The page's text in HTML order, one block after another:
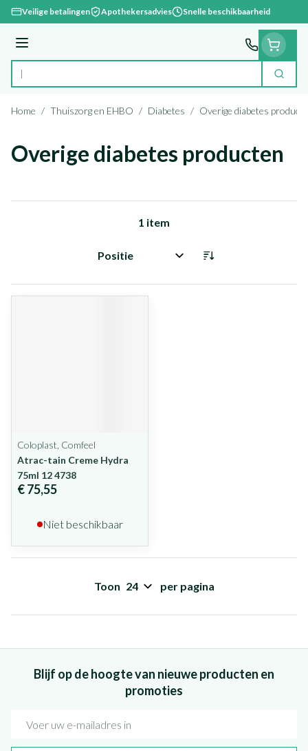
Ga naar de inhoud
Veilige betalingen Apothekersadvies Snelle beschikbaarheid
Menu
Product, merk, categorie... Zoek
Home / Thuiszorg en EHBO / Diabetes / Overige diabetes
Overige diabetes producten
1 item
Sorteer op:
Coloplast, Comfeel
Atrac-tain Creme Hydra
75ml 12 4738
€ 75,55
Niet beschikbaar
Toon per pagina
Blijf op de hoogte van nieuwe producten en
promoties